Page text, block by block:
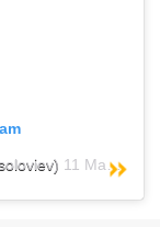
11 Мар 2019 в 12:51 PDT